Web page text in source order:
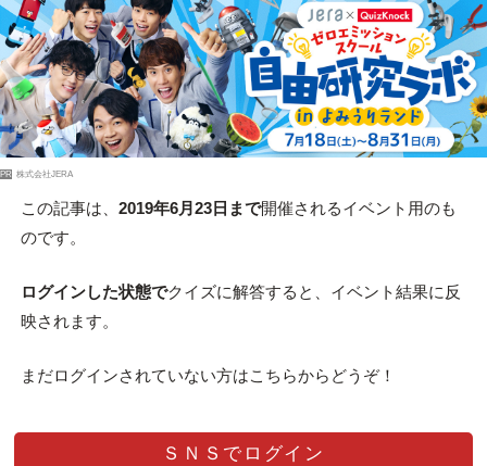
PR 株式会社JERA
この記事は、 2019年6月23日まで開催されるイベント用のも
のです。
ログインした状態でクイズに解答すると、イベント結果に反
映されます。
まだログインされていない方はこちらからどうぞ！
ＳＮＳでログイン